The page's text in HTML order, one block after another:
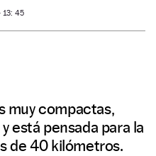
13: 45
muy compactas,
está pensada para la
de 40 kilómetros.